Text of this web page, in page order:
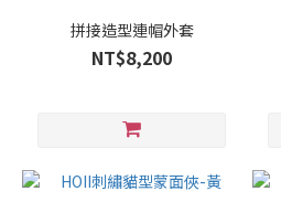
拼接造型連帽外套
NT$8,200